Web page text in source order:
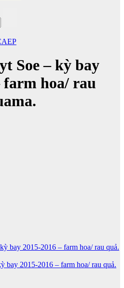
Soe – kỳ bay
farm hoa/ rau
bay 2015-2016 – farm hoa/ rau quả.
bay 2015-2016 – farm hoa/ rau quả.